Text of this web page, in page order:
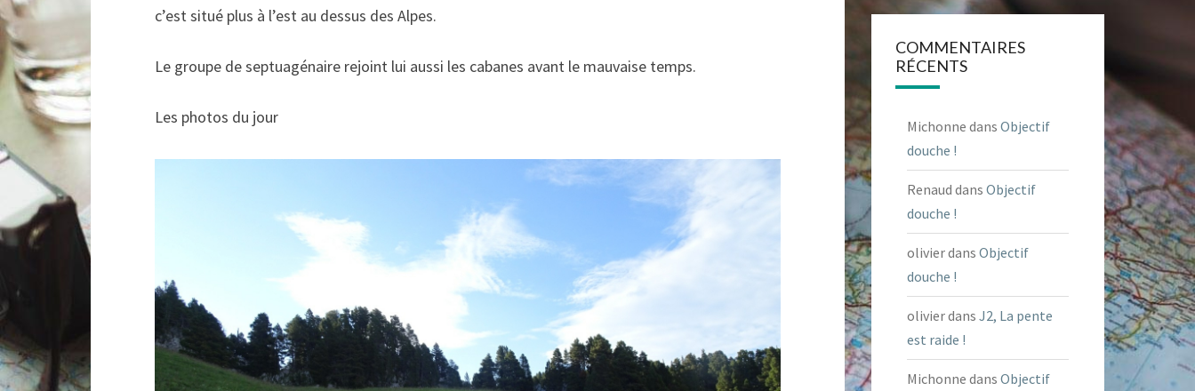
c’est situé plus à l’est au dessus des Alpes.
Le groupe de septuagénaire rejoint lui aussi les cabanes avant le mauvaise temps.
Les photos du jour
COMMENTAIRES
RÉCENTS
Michonne dans Objectif
douche !
Renaud dans Objectif
douche !
olivierdans Objectif
douche !
olivierdans J2, La pente
est raide !
Michonne dans Objectif